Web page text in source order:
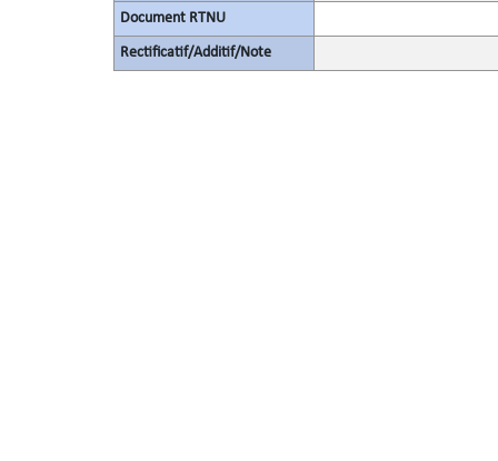
Document RTNU
Rectificatif/Additif/Note